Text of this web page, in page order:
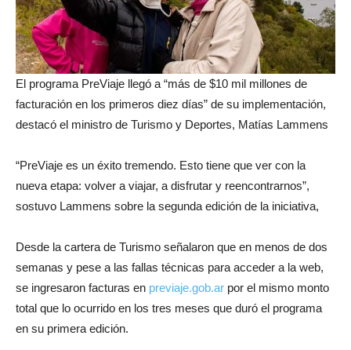
El programa PreViaje llegó a “más de $10 mil millones de
facturación en los primeros diez días” de su implementación,
destacó el ministro de Turismo y Deportes, Matías Lammens
“PreViaje es un éxito tremendo. Esto tiene que ver con la
nueva etapa: volver a viajar, a disfrutar y reencontrarnos”,
sostuvo Lammens sobre la segunda edición de la iniciativa,
Desde la cartera de Turismo señalaron que en menos de dos
semanas y pese a las fallas técnicas para acceder a la web,
se ingresaron facturas en previaje.gob.ar por el mismo monto
total que lo ocurrido en los tres meses que duró el programa
en su primera edición.